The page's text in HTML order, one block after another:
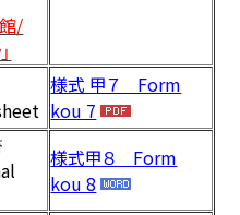
/
様式 甲７ Form
kou 7
様式甲８ Form
kou 8